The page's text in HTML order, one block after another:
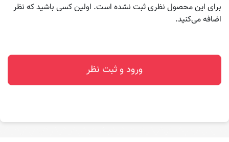
برای این محصول نظری ثبت نشده است. اولین کسی باشید که نظر
اضافه می‌کنید.
ورود و ثبت نظر